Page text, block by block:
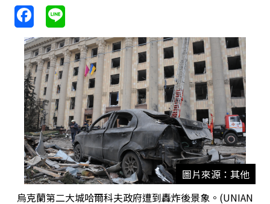
圖片來源：其他
烏克蘭第二大城哈爾科夫政府遭到轟炸後景象。(UNIAN